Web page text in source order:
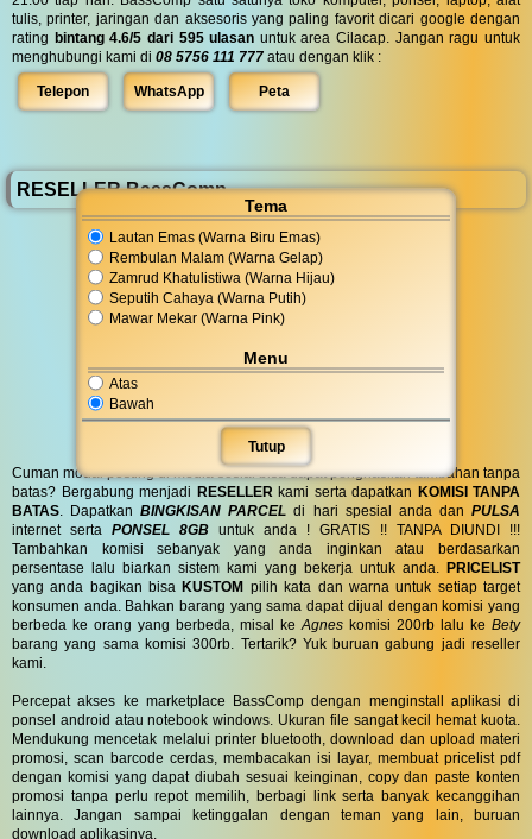
Tema
Lautan Emas (Warna Biru Emas)
Rembulan Malam (Warna Gelap)
Zamrud Khatulistiwa (Warna Hijau)
Seputih Cahaya (Warna Putih)
Mawar Mekar (Warna Pink)
Menu
Atas
Bawah
Tutup
tulis, printer, jaringan dan aksesoris yang paling favorit dicari google dengan
rating bintang 4.6/5 dari 595 ulasan untuk area Cilacap. Jangan ragu untuk
menghubungi kami di 08 5756 111 777 atau dengan klik :
Telepon WhatsApp Peta
RESELLER BassComp
Cuman modal posting di media sosial bisa dapat penghasilan tambahan tanpa
batas? Bergabung menjadi RESELLER kami serta dapatkan KOMISI TANPA
BATAS . DapatkanBINGKISAN PARCEL di hari spesial anda danPULSA
internet serta PONSEL 8GB untuk anda ! GRATIS !! TANPA DIUNDI !!!
Tambahkan komisi sebanyak yang anda inginkan atau berdasarkan
persentase lalu biarkan sistem kami yang bekerja untuk anda. PRICELIST
yang anda bagikan bisaKUSTOM pilih kata dan warna untuk setiap target
konsumen anda. Bahkan barang yang sama dapat dijual dengan komisi yang
berbeda ke orang yang berbeda, misal ke Agnes komisi 200rb lalu ke Bety
barang yang sama komisi 300rb. Tertarik? Yuk buruan gabung jadi reseller
kami.
Percepat akses ke marketplace BassComp dengan menginstall aplikasi di
ponsel android atau notebook windows. Ukuran file sangat kecil hemat kuota.
Mendukung mencetak melalui printer bluetooth, download dan upload materi
promosi, scan barcode cerdas, membacakan isi layar, membuat pricelist pdf
dengan komisi yang dapat diubah sesuai keinginan, copy dan paste konten
promosi tanpa perlu repot memilih, berbagi link serta banyak kecanggihan
lainnya. Jangan sampai ketinggalan dengan teman yang lain, buruan
download aplikasinya.